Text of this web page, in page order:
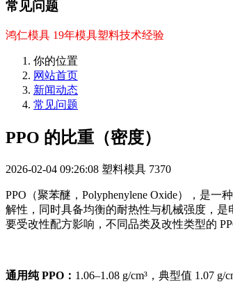
常见问题
鸿仁模具 19年模具塑料技术经验
你的位置
网站首页
新闻动态
常见问题
PPO 的比重（密度）
2026-02-04 09:26:08 塑料模具 7370
PPO（聚苯醚，Polyphenylene Oxide），是
解性，同时具备均衡的耐热性与机械强度，
要受改性配方影响，不同品类及改性类型的
通用纯 PPO： 1.06–1.08 g/cm³，典型值 1.07